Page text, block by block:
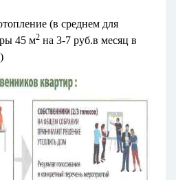
(в среднем для
45 м2 на 3-7 руб.в месяц в